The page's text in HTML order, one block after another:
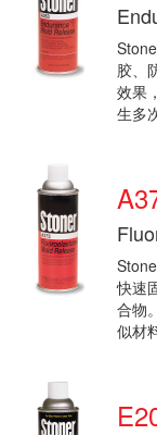
胶、
效果
生多
快速
合物
似材